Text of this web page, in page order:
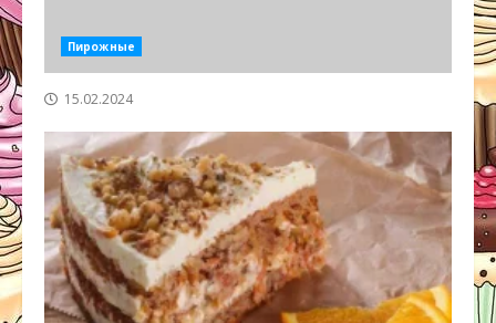
Пирожные
15.02.2024